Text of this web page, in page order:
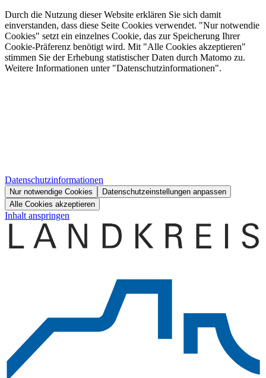
Durch die Nutzung dieser Website erklären Sie sich damit
einverstanden, dass diese Seite Cookies verwendet. "Nur notwendie
Cookies" setzt ein einzelnes Cookie, das zur Speicherung Ihrer
Cookie-Präferenz benötigt wird. Mit "Alle Cookies akzeptieren"
stimmen Sie der Erhebung statistischer Daten durch Matomo zu.
Weitere Informationen unter "Datenschutzinformationen".
Datenschutzinformationen
Nur notwendige Cookies
Datenschutzeinstellungen anpassen
Alle Cookies akzeptieren
Inhalt anspringen